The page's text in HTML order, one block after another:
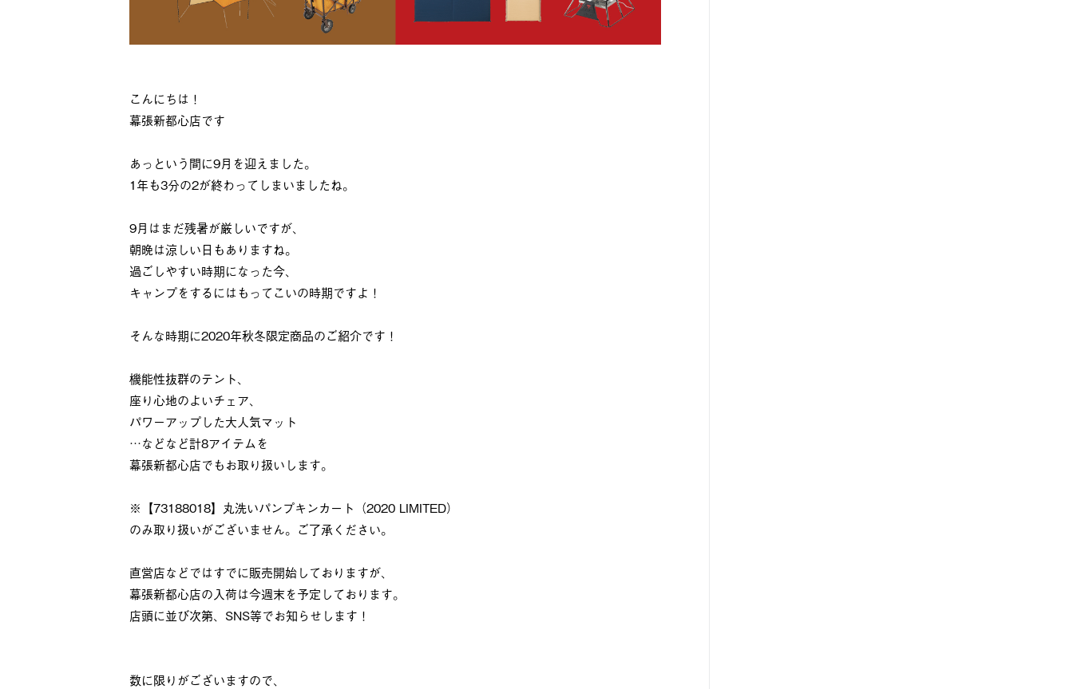
こんにちは！
幕張新都心店です
あっという間に9月を迎えました。
1年も3分の2が終わってしまいましたね。
9月はまだ残暑が厳しいですが、
朝晩は涼しい日もありますね。
過ごしやすい時期になった今、
キャンプをするにはもってこいの時期ですよ！
そんな時期に2020年秋冬限定商品のご紹介です！
機能性抜群のテント、
座り心地のよいチェア、
パワーアップした大人気マット
…などなど計8アイテムを
幕張新都心店でもお取り扱いします。
※【73188018】丸洗いパンプキンカート（2020 LIMITED）
のみ取り扱いがございません。ご了承ください。
直営店などではすでに販売開始しておりますが、
幕張新都心店の入荷は今週末を予定しております。
店頭に並び次第、SNS等でお知らせします！
数に限りがございますので、